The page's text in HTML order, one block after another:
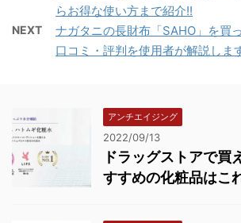
らお得な使い方まで紹介!!
NEXT
ナガタニの長財布「SAHO」を買
口コミ・評判を使用者が解説しま
アンチエイジング
2022/09/13
ドラッグストアで
すすめの化粧品はこ